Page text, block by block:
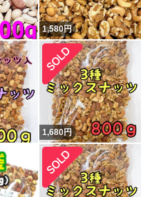
1,580円
1,680円